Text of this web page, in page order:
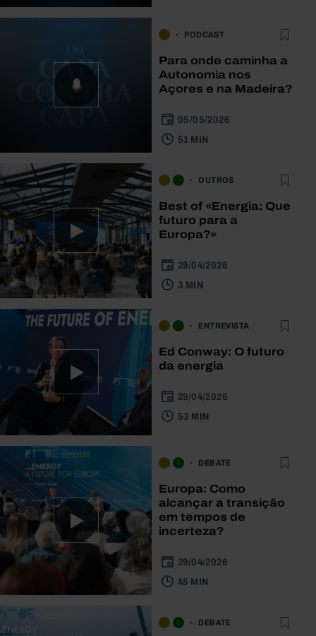
PODCAST
Para onde caminha a
Autonomia nos
Açores e na Madeira?
05/05/2026
51 MIN
OUTROS
Best of «Energia: Que
futuro para a
Europa?»
29/04/2026
3 MIN
ENTREVISTA
Ed Conway: O futuro
da energia
29/04/2026
53 MIN
DEBATE
Europa: Como
alcançar a transição
em tempos de
incerteza?
29/04/2026
45 MIN
DEBATE